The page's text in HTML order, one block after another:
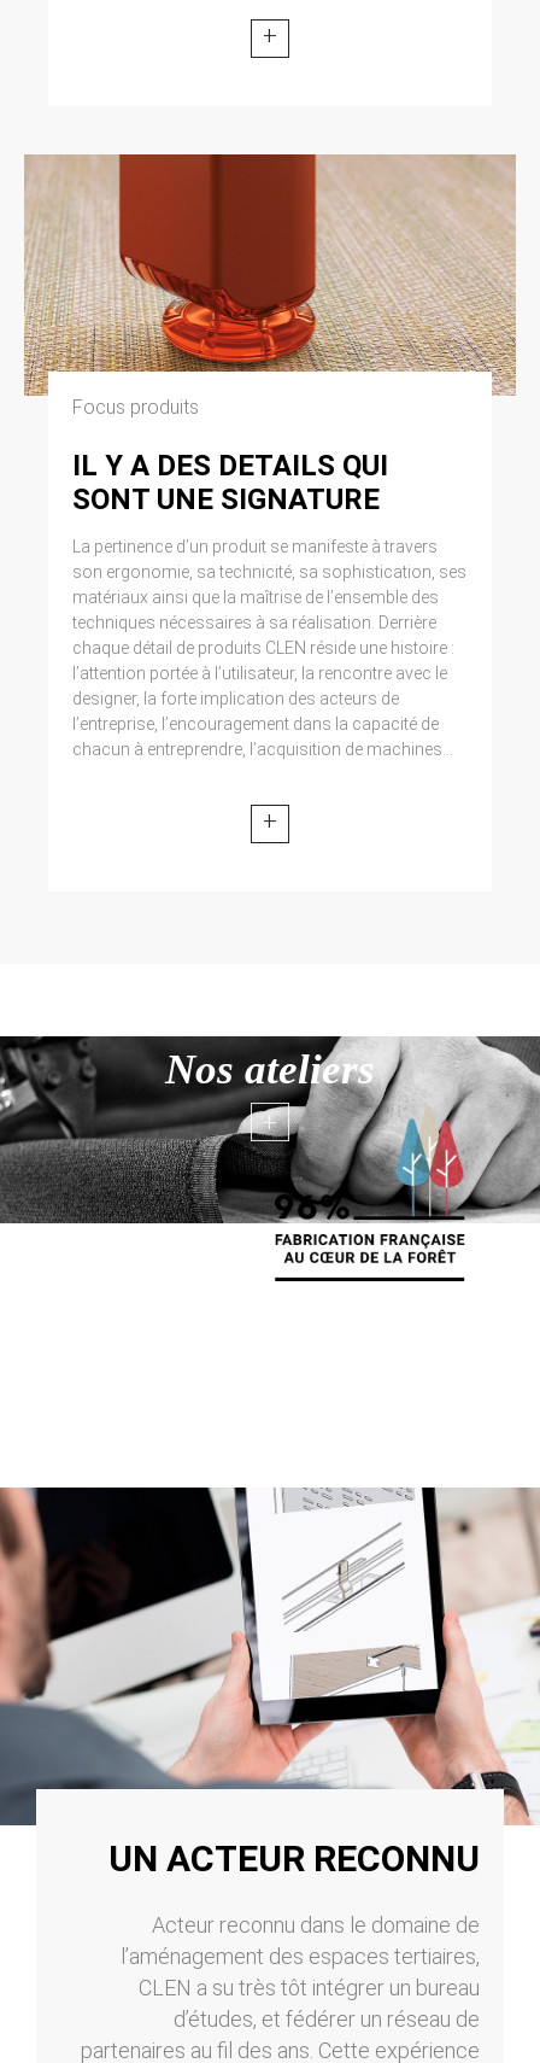
+
Focus produits
IL Y A DES DETAILS QUI
SONT UNE SIGNATURE
La pertinence d’un produit se manifeste à travers
son ergonomie, sa technicité, sa sophistication, ses
matériaux ainsi que la maîtrise de l’ensemble des
techniques nécessaires à sa réalisation. Derrière
chaque détail de produits CLEN réside une histoire :
l’attention portée à l’utilisateur, la rencontre avec le
designer, la forte implication des acteurs de
l’entreprise, l’encouragement dans la capacité de
chacun à entreprendre, l’acquisition de machines...
+
Nos ateliers
+
UN ACTEUR RECONNU
Acteur reconnu dans le domaine de
l’aménagement des espaces tertiaires,
CLEN a su très tôt intégrer un bureau
d’études, et fédérer un réseau de
partenaires au fil des ans. Cette expérience